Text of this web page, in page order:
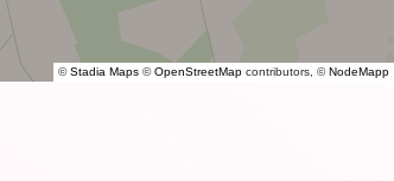
©Stadia Maps ©OpenStreetMap contributors, ©NodeMapp